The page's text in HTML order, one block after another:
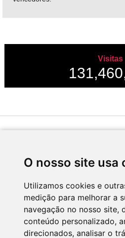
O nosso site usa
Utilizamos cookies e
medição para melhorar a
navegação no nosso site,
conteúdo personalizado,
direcionados, analisar o
Visitas